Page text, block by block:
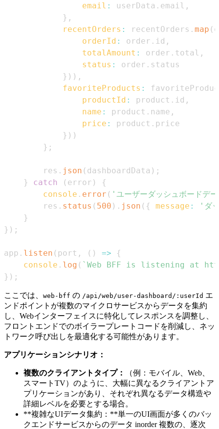
email : userData . email ,
} ,
recentOrders : recentOrders . map (
orderId : order . id ,
totalAmount : order . total ,
status : order . status
} ) ) ,
favoriteProducts :
productId : product . id ,
name : product . name ,
price : product . price
} ) )
} ;
        res
. json ( dashboardData ) ;
}
catch ( error )
{
console . error ( 'ユーザーダッシュボードデ
        res
. status ( 500 ) . json ( { message :
'ダ
}
} ) ;
app . listen ( port , ( ) =>
{
console . log ( ` Web BFF is listening at
} ) ;
ここでは、 web-bff の /api/web/user-dashboard/:userId エ
ンドポイントが複数のマイクロサービスからデータを集約
し、Webインターフェイスに特化してレスポンスを調整し、
フロントエンドでのボイラープレートコードを削減し、ネッ
トワーク呼び出しを最適化する可能性があります。
アプリケーションシナリオ：
複数のクライアントタイプ：
（例：モバイル、Web、
スマートTV）のように、大幅に異なるクライアントア
プリケーションがあり、それぞれ異なるデータ構造や
詳細レベルを必要とする場合。
**複雑なUIデータ集約：**単一のUI画面が多くのバッ
クエンドサービスからのデータ inorder 複数の、逐次